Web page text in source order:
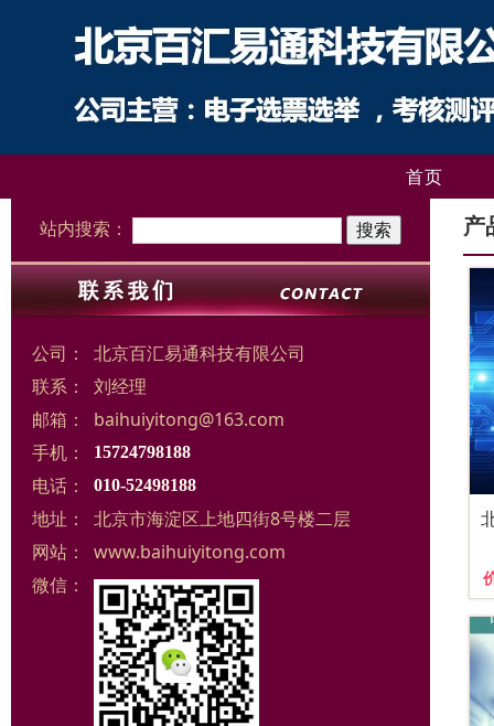
首页
站内搜索：
公司：
北京百汇易通科技有限公司
联系：
刘经理
邮箱：
baihuiyitong@163.com
手机：
15724798188
电话： 010-52498188
地址：
北京市海淀区上地四街8号楼二层
网站：
www.baihuiyitong.com
微信：
产